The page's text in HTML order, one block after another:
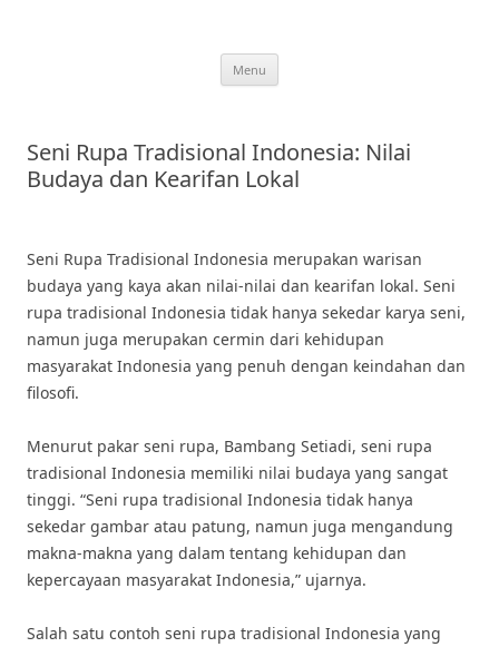
Menu
Seni Rupa Tradisional Indonesia: Nilai
Budaya dan Kearifan Lokal
Seni Rupa Tradisional Indonesia merupakan warisan
budaya yang kaya akan nilai-nilai dan kearifan lokal. Seni
rupa tradisional Indonesia tidak hanya sekedar karya seni,
namun juga merupakan cermin dari kehidupan
masyarakat Indonesia yang penuh dengan keindahan dan
filosofi.
Menurut pakar seni rupa, Bambang Setiadi, seni rupa
tradisional Indonesia memiliki nilai budaya yang sangat
tinggi. “Seni rupa tradisional Indonesia tidak hanya
sekedar gambar atau patung, namun juga mengandung
makna-makna yang dalam tentang kehidupan dan
kepercayaan masyarakat Indonesia,” ujarnya.
Salah satu contoh seni rupa tradisional Indonesia yang